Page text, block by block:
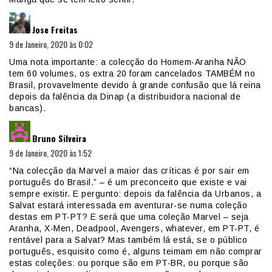
Jose Freitas
9 de Janeiro, 2020 às 0:02
Uma nota importante: a colecção do Homem-Aranha NÃO
tem 60 volumes, os extra 20 foram cancelados TAMBÉM no
Brasil, provavelmente devido à grande confusão que lá reina
depois da falência da Dinap (a distribuidora nacional de
bancas).
Bruno Silveira
9 de Janeiro, 2020 às 1:52
“Na colecção da Marvel a maior das críticas é por sair em
português do Brasil.” – é um preconceito que existe e vai
sempre existir. E pergunto: depois da falência da Urbanos, a
Salvat estará interessada em aventurar-se numa coleção
destas em PT-PT? E será que uma coleção Marvel – seja
Aranha, X-Men, Deadpool, Avengers, whatever, em PT-PT, é
rentável para a Salvat? Mas também lá está, se o público
português, esquisito como é, alguns teimam em não comprar
estas coleções: ou porque são em PT-BR, ou porque são